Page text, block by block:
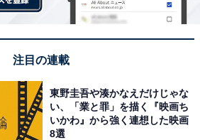
RZ522 楽ナビ 7インチ
無料地図更新 フルセグ Bluetooth
Amazonで見る
注目の連載
東野圭吾や湊かなえだけじゃな
い、「業と罪」を描く『映画ち
いかわ』から強く連想した映画
8選